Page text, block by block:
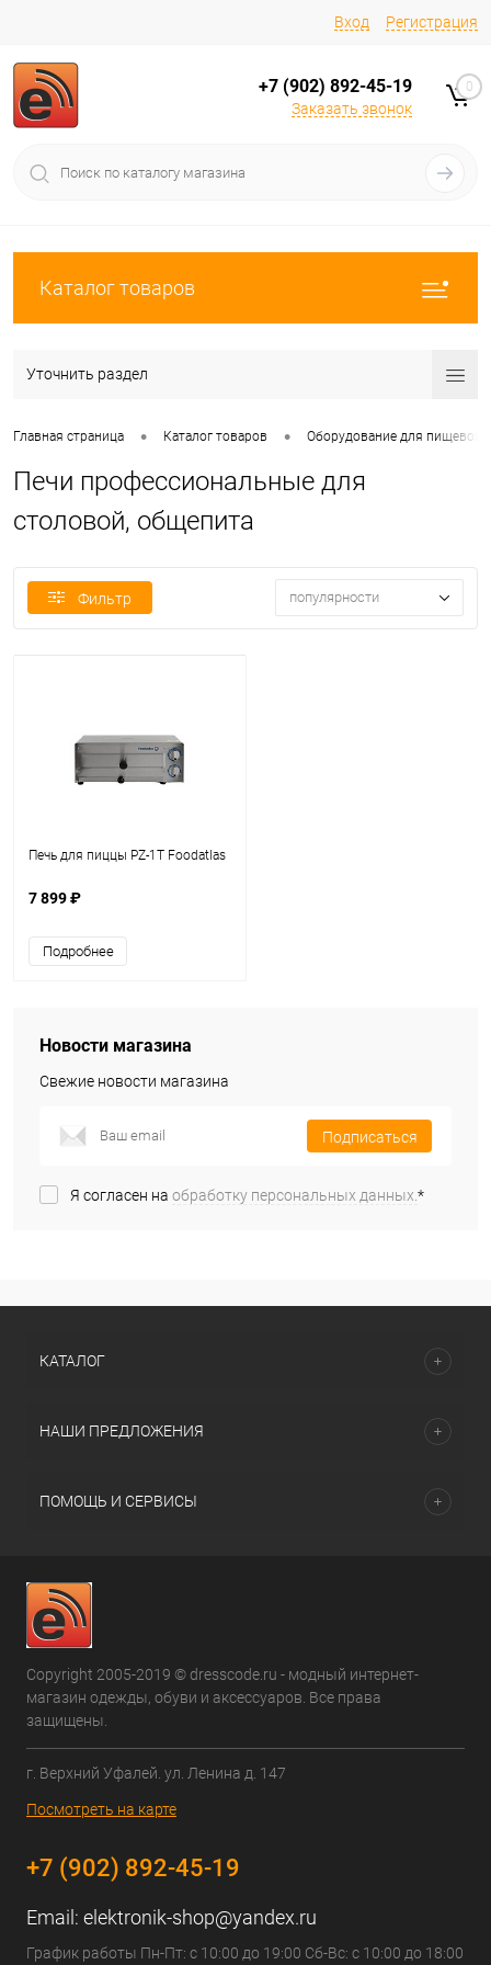
Вход Регистрация
+7 (902) 892-45-19
Заказать звонок
0
Каталог товаров
Уточнить раздел
Главная страница • Каталог товаров • Оборудование для пищевой
Печи профессиональные для
столовой, общепита
Фильтр популярности
Печь для пиццы PZ-1T Foodatlas
7 899 ₽
Подробнее
Новости магазина
Свежие новости магазина
Подписаться
Я согласен на обработку персональных данных.*
КАТАЛОГ
НАШИ ПРЕДЛОЖЕНИЯ
ПОМОЩЬ И СЕРВИСЫ
Copyright 2005-2019 © dresscode.ru - модный интернет-
магазин одежды, обуви и аксессуаров. Все права
защищены.
г. Верхний Уфалей. ул. Ленина д. 147
Посмотреть на карте
+7 (902) 892-45-19
Email: elektronik-shop@yandex.ru
График работы Пн-Пт: с 10:00 до 19:00 Сб-Вс: с 10:00 до 18:00